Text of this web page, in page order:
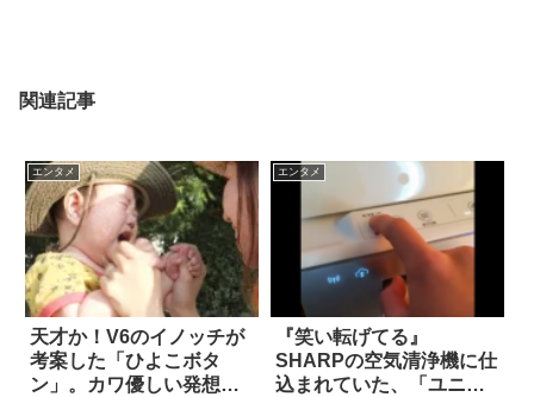
関連記事
エンタメ
天才か！V6のイノッチが
考案した「ひよこボタ
ン」。カワ優しい発想に
エンタメ
『笑い転げてる』
SHARPの空気清浄機に仕
込まれていた、「ユニー